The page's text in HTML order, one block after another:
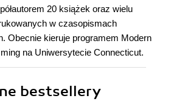
20 książek oraz wielu
w czasopismach
Obecnie kieruje programem Modern
na Uniwersytecie Connecticut.
bestsellery